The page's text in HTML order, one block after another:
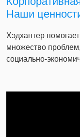
Наши
Хэдхантер
множество
социально-